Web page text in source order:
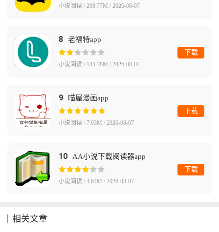
小说阅读 / 208.77M / 2026-08-07
8 老福特app
小说阅读 / 135.78M / 2026-08-07
下载
9 喵屋漫画app
小说阅读 / 7.03M / 2026-08-07
下载
10 AA小说下载阅读器app
小说阅读 / 4.64M / 2026-08-07
下载
相关文章